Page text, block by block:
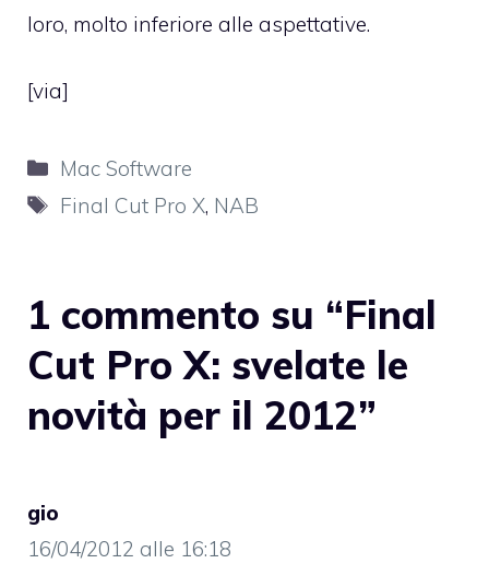
loro, molto inferiore alle aspettative.
[via]
Categorie
Mac Software
Tag
Final Cut Pro X, NAB
1 commento su “Final
Cut Pro X: svelate le
novità per il 2012”
gio
16/04/2012 alle 16:18